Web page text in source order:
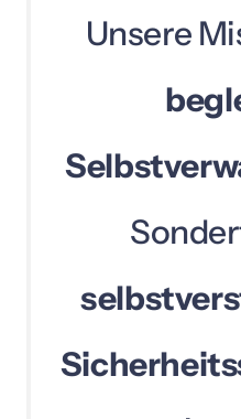
Unsere